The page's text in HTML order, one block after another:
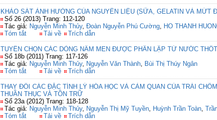
KHẢO SÁT ẢNH HƯỞNG CỦA NGUYÊN LIỆU (SỮA, GELATIN VÀ MỨT
Số 26 (2013) Trang: 112-120
Tác giả: Nguyễn Minh Thủy, Đoàn Nguyễn Phú Cường, HO THANH
Tóm tắt
Tải về Trích dẫn
TUYỂN CHỌN CÁC DÒNG NẤM MEN ĐƯỢC PHÂN LẬP TỪ NƯỚC
Số 18b (2011) Trang: 117-126
Tác giả: Nguyễn Minh Thủy, Nguyễn Văn Thành, Bùi Thị Thúy Ngân
Tóm tắt
Tải về Trích dẫn
THAY ĐỔI CÁC ĐẶC TÍNH LÝ HÓA HỌC VÀ CẢM QUAN CỦA TRÁI
THUẦN THỤC VÀ TỒN TRỮ
Số 23a (2012) Trang: 118-128
Tác giả: Nguyễn Minh Thủy, Nguyễn Thị Mỹ Tuyền, Huỳnh Trần Toàn,
Tóm tắt
Tải về Trích dẫn